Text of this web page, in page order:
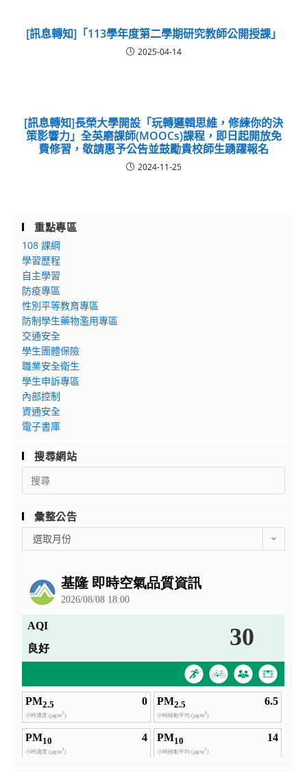
[訊息轉知]「113學年度第二學期研究教師公開授課」
2025-04-14
[訊息轉知]長榮大學開設「玩轉邏輯思維，修練你的決
策影響力」全英磨課師(MOOCs)課程，即日起開放免
費修習，敬請惠予公告並鼓勵貴校師生踴躍報名
2024-11-25
重點專區
108 課綱
學習歷程
自主學習
防疫專區
性別平等教育專區
防制學生藥物濫用專區
交通安全
學生團體保險
職業安全衛生
學生申訴專區
內部控制
資通安全
電子書庫
搜尋網站
Search
for:
彙整公告
整
選取月份